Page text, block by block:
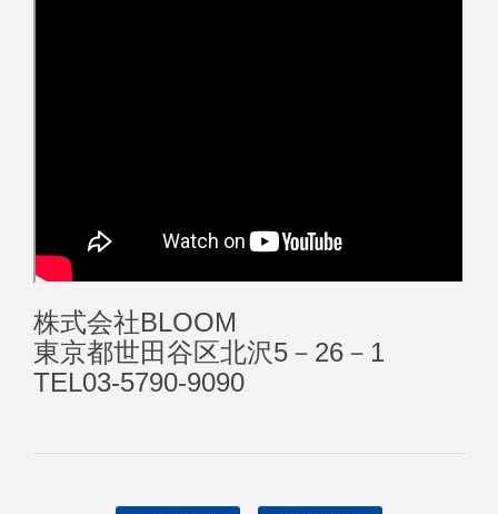
株式会社BLOOM
東京都世田谷区北沢5－26－1
TEL03-5790-9090